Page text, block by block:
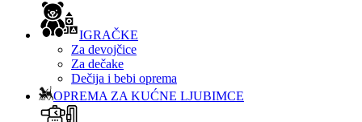
IGRAČKE
Za devojčice
Za dečake
Dečija i bebi oprema
OPREMA ZA KUĆNE LJUBIMCE